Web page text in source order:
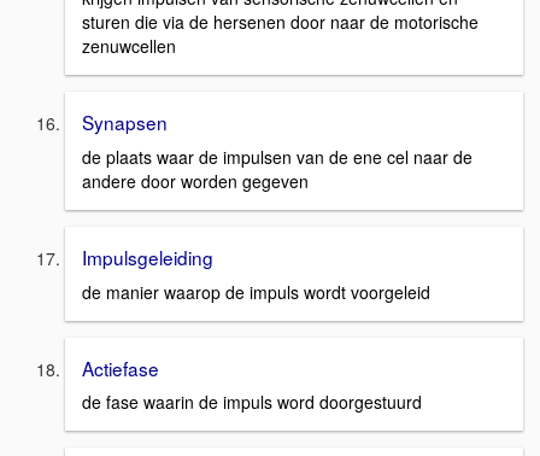
sturen die via de hersenen door naar de motorische
zenuwcellen
Synapsen
de plaats waar de impulsen van de ene cel naar de
andere door worden gegeven
Impulsgeleiding
de manier waarop de impuls wordt voorgeleid
Actiefase
de fase waarin de impuls word doorgestuurd